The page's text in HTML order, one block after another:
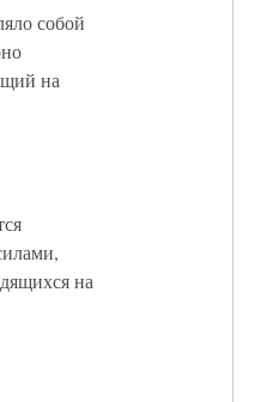
собой
на
на